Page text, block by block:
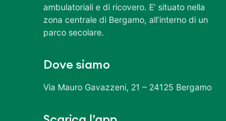
ambulatoriali e di ricovero. E’ situato nella
zona centrale di Bergamo, all’interno di un
parco secolare.
Dove siamo
Via Mauro Gavazzeni, 21 – 24125 Bergamo